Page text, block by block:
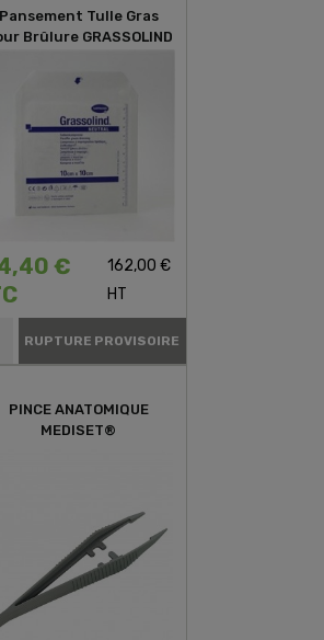
Pansement Tulle Gras
Brûlure GRASSOLIND
€
162,00 €
HT
RUPTURE PROVISOIRE
PINCE ANATOMIQUE
MEDISET®